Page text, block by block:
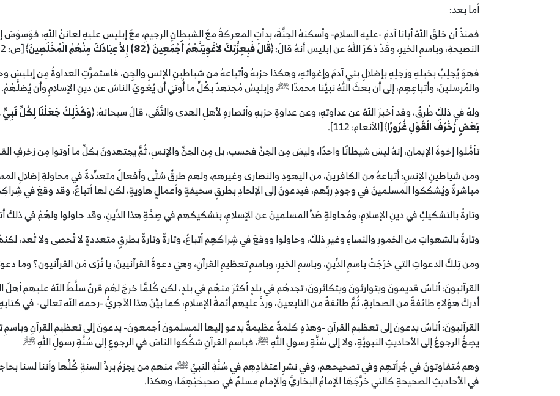
أما بعد:
فمنذُ أن خلقَ اللهُ أبانا آدمَ -عليه السلام- وأسكنهُ الجنَّةَ، بدأتِ المعركةُ معَ الشيطانِ الرجيمِ، معَ إبليس عليهِ لعائنُ اللهِ،
النصيحةِ، وباسمِ الخيرِ، وقَدْ ذكرَ اللهُ عن إبليس أنهُ قالَ: ﴿قَالَ فَبِعِزَّتِكَ لأغْوِيَنَّهُمْ أَجْمَعِينَ (82) إِلاَّ عِبَادَكَ مِنْهُمْ الْمُخْلَصِينَ
﴾ [ص: 82-83] اللهُمَّ اجعلنَا منهم يا ربَّ العالمينَ.
فهوَ يُجلِبُ بخيلهِ ورَجلِهِ بإضلالِ بني آدمَ وإغوائهِ، وهكذا حزبهُ وأتباعهُ من شياطينِ الإنسِ والجِن، فاستمرَّتِ العداوةُ مِن إبليسَ
والمُرسلينَ، وأتباعِهِم، إلى أن بعثَ اللهُ نبيَّنا محمدًا ﷺ، وإبليسُ مُجتهدٌ بكُلِّ ما أُوتيَ أن يُغويَ الناسَ عن دينِ الإسلامِ وأن يُضلَّهُمْ.
ولهُ في ذلكَ طُرقٌ، وقد أخبرَ اللهُ عن عداوتهِ، وعن عداوةِ حزبهِ وأنصارهِ لأهلِ الهدى والتُّقَى، قالَ سبحانهُ: ﴿وَكَذَلِكَ جَعَلْنَا لِكُلِّ
بَعْضٍ زُخْرُفَ الْقَوْلِ غُرُورًا﴾ [الأنعام: 112].
تأمَّلوا إخوةَ الإيمانِ، إنهُ ليسَ شيطانًا واحدًا، وليسَ مِن الجنِّ فحسب، بل مِن الجنِّ والإنسِ، ثُمَّ يجتهدونَ بكلِّ ما أوتوا مِن زخرفِ
ومن شياطينِ الإنسِ: أتباعهُ من الكافرينَ، من اليهودِ والنصارى وغيرهم، ولهم طرقٌ شتَّى وأفعالٌ متعدِّدةٌ في محاولةِ إضلالِ
مباشرةً ويُشككوا المسلمينَ في وجودِ ربِّهم، فيدعونَ إلى الإلحادِ بطرقٍ سخيفةٍ وأعمالٍ هاويةٍ، لكن لها أتباعٌ، وقد وقعَ في
وتارةً بالتشكيكِ في دينِ الإسلامِ، ومُحاولةِ صَدِّ المسلمينَ عن الإسلامِ، بتشكيكهم في صِحَّةِ هذا الدِّينِ، وقد حاولوا ولهُمْ في ذلكَ
وتارةً بالشهواتِ من الخمورِ والنساءِ وغيرِ ذلكَ، وحاولوا ووقعَ في شِراكهِم أتباعٌ، وتارةً وتارةً بطرقٍ متعددةٍ لا تُحصى ولا تُعد،
ومن تِلكَ الدعواتِ التي خرَجَتْ باسمِ الدِّينِ، وباسمِ الخيرِ، وباسمِ تعظيمِ القرآنِ، وهيَ دعوةُ القرآنيينَ، يا تُرَى مَن القرآنيون؟ وما
القرآنيونَ: أناسٌ قديمونَ ويتوارثونَ ويتكاثرونَ، تجدهُم في بلدٍ أكثرَ منهُم في بلدٍ، لكن كُلمَّا خرجَ لهُم قرنٌ سلَّطَ اللهُ عليهم
أدركَ هؤلاءِ طائفةٌ من الصحابةِ، ثُمَّ طائفةٌ من التابعينَ، وردَّ عليهم أئمةُ الإسلامِ، كما بيَّنَ هذا الآجريُّ -رحمه الله تعالى- في
القرآنيونَ: أناسٌ يدعونَ إلى تعظيمِ القرآنِ -وهذهِ كلمةٌ عظيمةٌ يدعو إليها المسلمونَ أجمعونَ- يدعونَ إلى تعظيمِ القرآنِ
يصِحُّ الرجوعُ إلى الأحاديثِ النبويَّةِ، ولا إلى سُنَّةِ رسولِ اللهِ ﷺ، فباسمِ القرآنِ شكَّكوا الناسَ في الرجوعِ إلى سُنَّةِ رسولِ اللهِ ﷺ.
وهم مُتفاوتونَ في جُرأتهِم وفي تصحيحهم، وفي نشرِ اعتقادِهِم في سُنَّةِ النبيِّ ﷺ، منهم من يجزمُ بردِّ السنةِ كُلِّها وأننا لسنا
في الأحاديثِ الصحيحةِ كالتي خرَّجَهَا الإمامُ البخاريُّ والإمام مسلمٌ في صحيحَيْهِمَا، وهكذا.